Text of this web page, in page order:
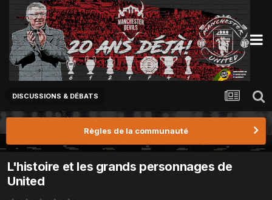
DISCUSSIONS & DÉBATS
Règles de la communauté
L'histoire et les grands personnages de
United